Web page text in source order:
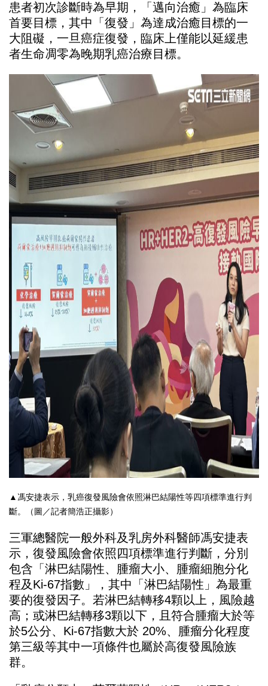
患者初次診斷時為早期，「邁向治癒」 為臨床
首要目標，其中「復發」為達成治癒目標的一
大阻礙， 一旦癌症復發， 臨床上僅能以延緩患
者生命凋零為晚期乳癌治療目標。
▲馮安捷表示，乳癌復發風險會依照淋巴結陽性等四項標準進行判
斷。（圖／記者簡浩正攝影）
三軍總醫院一般外科及乳房外科醫師馮安捷表
示， 復發風險會依照四項標準進行判斷，分別
包含「淋巴結陽性、 腫瘤大小、腫瘤細胞分化
程及Ki-67指數」，其中「 淋巴結陽性」為最重
要的復發因子。若淋巴結轉移4顆以上， 風險越
高；或淋巴結轉移3顆以下，且符合腫瘤大於等
於5公分、Ki-67指數大於 20%、 腫瘤分化程度
第三級等其中一項條件也屬於高復發風險族
群。